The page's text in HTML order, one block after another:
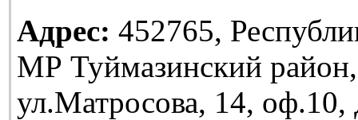
Адрес: 452765,
МР Туймазинский
ул.Матросова, 14,